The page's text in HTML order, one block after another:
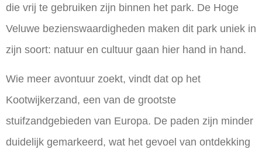
die vrij te gebruiken zijn binnen het park. De Hoge
Veluwe bezienswaardigheden maken dit park uniek in
zijn soort: natuur en cultuur gaan hier hand in hand.
Wie meer avontuur zoekt, vindt dat op het
Kootwijkerzand, een van de grootste
stuifzandgebieden van Europa. De paden zijn minder
duidelijk gemarkeerd, wat het gevoel van ontdekking